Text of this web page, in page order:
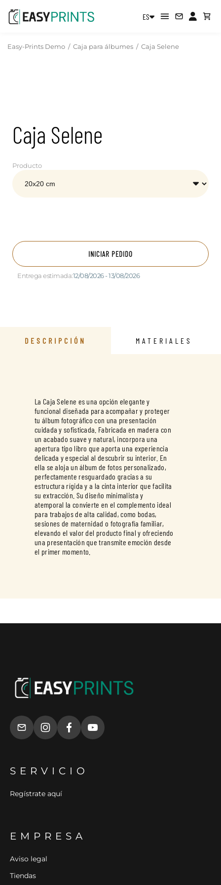
ES
Easy-Prints Demo / Caja para álbumes / Caja Selene
Caja Selene
Producto
INICIAR PEDIDO
Entrega estimada:12/08/2026 - 13/08/2026
DESCRIPCIÓN MATERIALES
La Caja Selene es una opción elegante y
funcional diseñada para acompañar y proteger
tu álbum fotográfico con una presentación
cuidada y sofisticada. Fabricada en madera con
un acabado suave y natural, incorpora una
apertura tipo libro que aporta una experiencia
delicada y especial al descubrir su interior. En
ella se aloja un álbum de fotos personalizado,
perfectamente resguardado gracias a su
estructura rígida y a la cinta interior que facilita
su extracción. Su diseño minimalista y
atemporal la convierte en el complemento ideal
para trabajos de alta calidad, como bodas,
sesiones de maternidad o fotografía familiar,
elevando el valor del producto final y ofreciendo
una presentación que transmite emoción desde
el primer momento.
SERVICIO
Regístrate aquí
EMPRESA
Aviso legal
Tiendas